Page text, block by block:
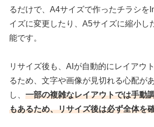
るだけで、A4サイズで作ったチラシを
イズに変更したり、A5サイズに縮小し
能です。
リサイズ後も、AIが自動的にレイアウ
るため、文字や画像が見切れる心配が
し、一部の複雑なレイアウトでは手動
もあるため、リサイズ後は必ず全体を